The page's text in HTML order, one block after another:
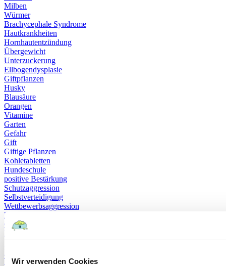
Wir verwenden Cookies
Milben
Würmer
Brachycephale Syndrome
Hautkrankheiten
Hornhautentzündung
Übergewicht
Unterzuckerung
Ellbogendysplasie
Giftpflanzen
Husky
Blausäure
Orangen
Vitamine
Garten
Gefahr
Gift
Giftige Pflanzen
Kohletabletten
Hundeschule
positive Bestärkung
Schutzaggression
Selbstverteidigung
Wettbewerbsaggression
Bauchschmerzen
Gewichtsverlust
Kauspielzeug
Lustlosikeit
Rinderhaut
Trockenfutter